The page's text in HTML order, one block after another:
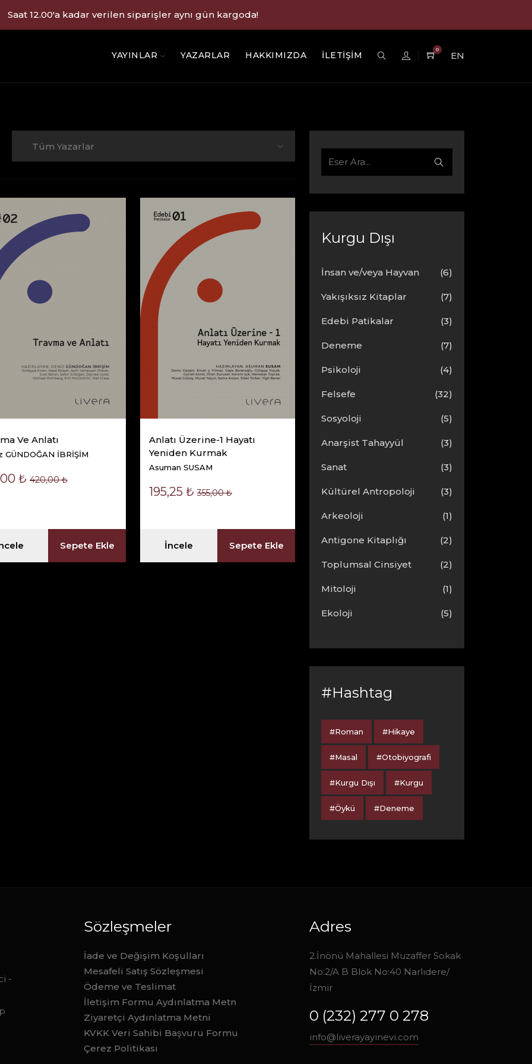
Saat 12.00'a kadar verilen siparişler aynı gün kargoda!
YAYINLAR YAZARLAR HAKKIMIZDA İLETİŞİM
0
EN
Tüm Yazarlar
Ve Anlatı
GÜNDOĞAN İBRİŞİM
₺ 420,00 ₺
Sepete Ekle
Anlatı Üzerine-1 Hayatı
Yeniden Kurmak
Asuman SUSAM
195,25 ₺ 355,00 ₺
İncele Sepete Ekle
Kurgu Dışı
İnsan ve/veya Hayvan (6)
Yakışıksız Kitaplar (7)
Edebi Patikalar (3)
Deneme (7)
Psikoloji (4)
Felsefe (32)
Sosyoloji (5)
Anarşist Tahayyül (3)
Sanat (3)
Kültürel Antropoloji (3)
Arkeoloji (1)
Antigone Kitaplığı (2)
Toplumsal Cinsiyet (2)
Mitoloji (1)
Ekoloji (5)
#Hashtag
#Roman #Hikaye
#Masal #Otobiyografi
#Kurgu Dışı #Kurgu
#Öykü #Deneme
-
Sözleşmeler
İade ve Değişim Koşulları
Mesafeli Satış Sözleşmesi
Ödeme ve Teslimat
İletişim Formu Aydınlatma Metn
Ziyaretçi Aydınlatma Metni
KVKK Veri Sahibi Başvuru Formu
Çerez Politikası
Adres
2.İnönü Mahallesi Muzaffer Sokak
No:2/A B Blok No:40 Narlıdere/
İzmir
0 (232) 277 0 278
info@liverayayinevi.com